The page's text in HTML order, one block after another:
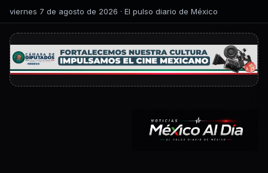
viernes 7 de agosto de 2026 · El pulso diario de México